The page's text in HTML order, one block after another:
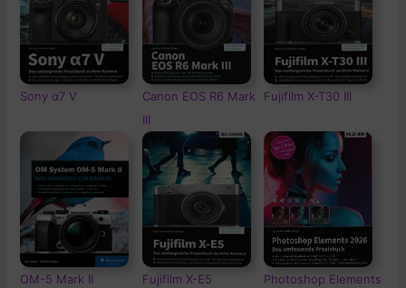
Sony α7 V
Canon EOS R6 Mark
III
Fujifilm X-T30 III
OM-5 Mark II Fujifilm X-E5
Photoshop Elements